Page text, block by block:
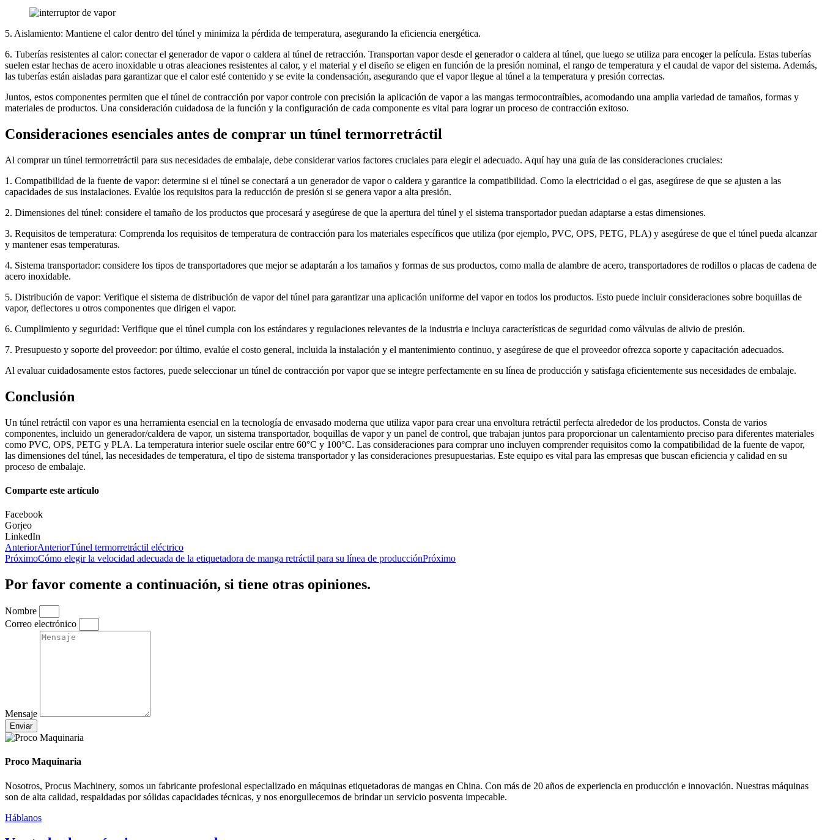
5. Aislamiento: Mantiene el calor dentro del túnel y minimiza la pérdida de temperatura, asegurando la eficiencia energética.
6. Tuberías resistentes al calor: conectar el generador de vapor o caldera al túnel de retracción. Transportan vapor desde el generador o caldera al túnel, que luego se utiliza para encoger la película. Estas tuberías
suelen estar hechas de acero inoxidable u otras aleaciones resistentes al calor, y el material y el diseño se eligen en función de la presión nominal, el rango de temperatura y el caudal de vapor del sistema. Además,
las tuberías están aisladas para garantizar que el calor esté contenido y se evite la condensación, asegurando que el vapor llegue al túnel a la temperatura y presión correctas.
Juntos, estos componentes permiten que el túnel de contracción por vapor controle con precisión la aplicación de vapor a las mangas termocontraíbles, acomodando una amplia variedad de tamaños, formas y
materiales de productos. Una consideración cuidadosa de la función y la configuración de cada componente es vital para lograr un proceso de contracción exitoso.
Consideraciones esenciales antes de comprar un túnel termorretráctil
Al comprar un túnel termorretráctil para sus necesidades de embalaje, debe considerar varios factores cruciales para elegir el adecuado. Aquí hay una guía de las consideraciones cruciales:
1. Compatibilidad de la fuente de vapor: determine si el túnel se conectará a un generador de vapor o caldera y garantice la compatibilidad. Como la electricidad o el gas, asegúrese de que se ajusten a las
capacidades de sus instalaciones. Evalúe los requisitos para la reducción de presión si se genera vapor a alta presión.
2. Dimensiones del túnel: considere el tamaño de los productos que procesará y asegúrese de que la apertura del túnel y el sistema transportador puedan adaptarse a estas dimensiones.
3. Requisitos de temperatura: Comprenda los requisitos de temperatura de contracción para los materiales específicos que utiliza (por ejemplo, PVC, OPS, PETG, PLA) y asegúrese de que el túnel pueda alcanzar
y mantener esas temperaturas.
4. Sistema transportador: considere los tipos de transportadores que mejor se adaptarán a los tamaños y formas de sus productos, como malla de alambre de acero, transportadores de rodillos o placas de cadena de
acero inoxidable.
5. Distribución de vapor: Verifique el sistema de distribución de vapor del túnel para garantizar una aplicación uniforme del vapor en todos los productos. Esto puede incluir consideraciones sobre boquillas de
vapor, deflectores u otros componentes que dirigen el vapor.
6. Cumplimiento y seguridad: Verifique que el túnel cumpla con los estándares y regulaciones relevantes de la industria e incluya características de seguridad como válvulas de alivio de presión.
7. Presupuesto y soporte del proveedor: por último, evalúe el costo general, incluida la instalación y el mantenimiento continuo, y asegúrese de que el proveedor ofrezca soporte y capacitación adecuados.
Al evaluar cuidadosamente estos factores, puede seleccionar un túnel de contracción por vapor que se integre perfectamente en su línea de producción y satisfaga eficientemente sus necesidades de embalaje.
Conclusión
Un túnel retráctil con vapor es una herramienta esencial en la tecnología de envasado moderna que utiliza vapor para crear una envoltura retráctil perfecta alrededor de los productos. Consta de varios
componentes, incluido un generador/caldera de vapor, un sistema transportador, boquillas de vapor y un panel de control, que trabajan juntos para proporcionar un calentamiento preciso para diferentes materiales
como PVC, OPS, PETG y PLA. La temperatura interior suele oscilar entre 60°C y 100°C. Las consideraciones para comprar uno incluyen comprender requisitos como la compatibilidad de la fuente de vapor,
las dimensiones del túnel, las necesidades de temperatura, el tipo de sistema transportador y las consideraciones presupuestarias. Este equipo es vital para las empresas que buscan eficiencia y calidad en su
proceso de embalaje.
Comparte este artículo
Facebook
Gorjeo
LinkedIn
AnteriorAnteriorTúnel termorretráctil eléctrico
PróximoCómo elegir la velocidad adecuada de la etiquetadora de manga retráctil para su línea de producciónPróximo
Por favor comente a continuación, si tiene otras opiniones.
Nombre
Correo electrónico
Mensaje
Enviar
Proco Maquinaria
Nosotros, Procus Machinery, somos un fabricante profesional especializado en máquinas etiquetadoras de mangas en China. Con más de 20 años de experiencia en producción e innovación. Nuestras máquinas
son de alta calidad, respaldadas por sólidas capacidades técnicas, y nos enorgullecemos de brindar un servicio posventa impecable.
Háblanos